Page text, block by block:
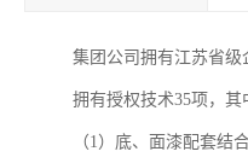
集团公司拥有江苏省
拥有授权技术35项，
（1）底、面漆配套结合